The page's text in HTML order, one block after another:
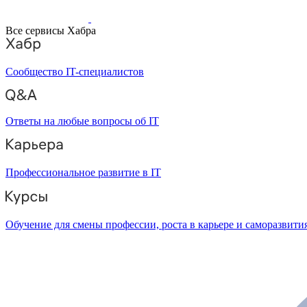
Все сервисы Хабра
Сообщество IT-специалистов
Ответы на любые вопросы об IT
Профессиональное развитие в IT
Обучение для смены профессии, роста в карьере и